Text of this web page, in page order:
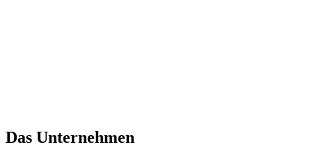
Das Unternehmen